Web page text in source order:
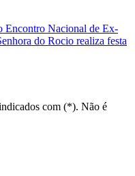
Encontro Nacional de Ex-
do Rocio realiza festa
com (*). Não é